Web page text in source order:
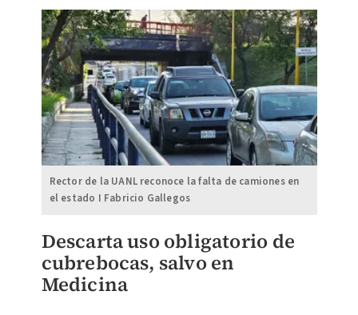
Rector de la UANL reconoce la falta de camiones en
el estado I Fabricio Gallegos
Descarta uso obligatorio de
cubrebocas, salvo en
Medicina